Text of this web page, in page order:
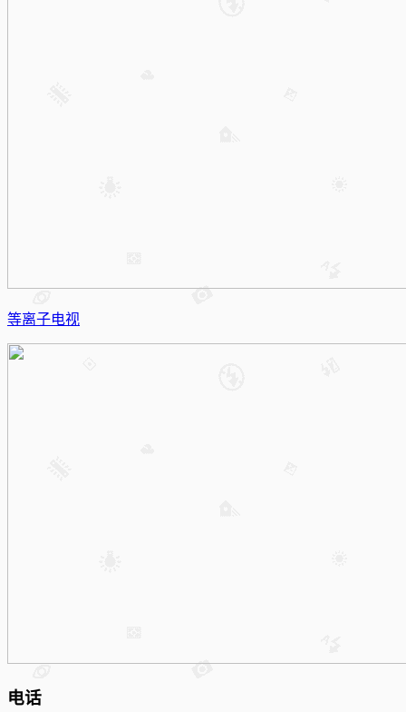
等离子电视
电话